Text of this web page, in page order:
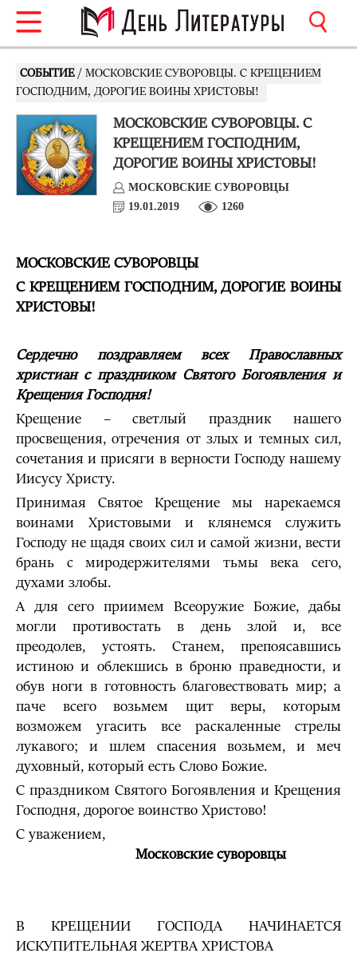
СОБЫТИЕ / МОСКОВСКИЕ СУВОРОВЦЫ. С КРЕЩЕНИЕМ
ГОСПОДНИМ, ДОРОГИЕ ВОИНЫ ХРИСТОВЫ!
МОСКОВСКИЕ СУВОРОВЦЫ. С
КРЕЩЕНИЕМ ГОСПОДНИМ,
ДОРОГИЕ ВОИНЫ ХРИСТОВЫ!
МОСКОВСКИЕ СУВОРОВЦЫ
19.01.2019
1260
МОСКОВСКИЕ СУВОРОВЦЫ
С КРЕЩЕНИЕМ ГОСПОДНИМ, ДОРОГИЕ ВОИНЫ
ХРИСТОВЫ!
Сердечно поздравляем всех Православных
христиан с праздником Святого Богоявления и
Крещения Господня!
Крещение – светлый праздник нашего
просвещения, отречения от злых и темных сил,
сочетания и присяги в верности Господу нашему
Иисусу Христу.
Принимая Святое Крещение мы нарекаемся
воинами Христовыми и клянемся служить
Господу не щадя своих сил и самой жизни, вести
брань с миродержителями тьмы века сего,
духами злобы.
А для сего приимем Всеоружие Божие, дабы
могли противостать в день злой и, все
преодолев, устоять. Станем, препоясавшись
истиною и облекшись в броню праведности, и
обув ноги в готовность благовествовать мир; а
паче всего возьмем щит веры, которым
возможем угасить все раскаленные стрелы
лукавого; и шлем спасения возьмем, и меч
духовный, который есть Слово Божие.
С праздником Святого Богоявления и Крещения
Господня, дорогое воинство Христово!
С уважением,
Московские суворовцы
В КРЕЩЕНИИ ГОСПОДА НАЧИНАЕТСЯ
ИСКУПИТЕЛЬНАЯ ЖЕРТВА ХРИСТОВА